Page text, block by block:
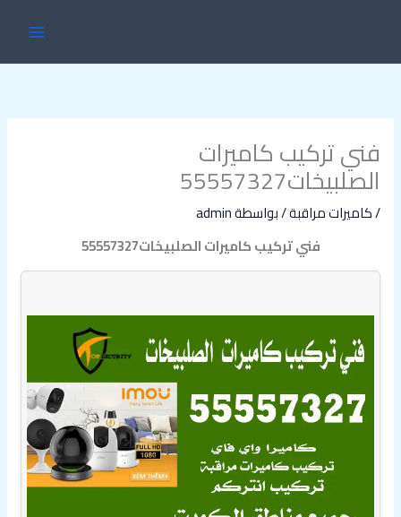
فني تركيب كاميرات
الصلبيخات55557327
/كاميرات مراقبة/ بواسطةadmin
فني تركيب كاميرات الصلبيخات55557327